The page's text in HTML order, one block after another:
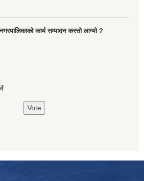
कार्य सम्पादन कस्तो लाग्यो ?